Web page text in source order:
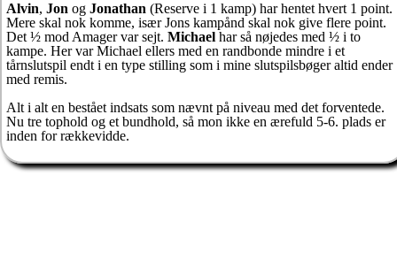
Alvin, Jon og Jonathan (Reserve i 1 kamp) har hentet hvert 1 point.
Mere skal nok komme, især Jons kampånd skal nok give flere point.
Det ½ mod Amager var sejt. Michael har så nøjedes med ½ i to
kampe. Her var Michael ellers med en randbonde mindre i et
tårnslutspil endt i en type stilling som i mine slutspilsbøger altid ender
med remis.
Alt i alt en bestået indsats som nævnt på niveau med det forventede.
Nu tre tophold og et bundhold, så mon ikke en ærefuld 5-6. plads er
inden for rækkevidde.